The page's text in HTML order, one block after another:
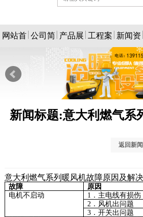
网站首 公司简 产品展
示
工程案
例
新闻资
讯
新闻标题:意大利燃气系
返回新
意大利燃气系列暖风机故障原因及解
故障 原因
电机不启动
1．主电线有损伤
2．风机出问题
3．开关出问题